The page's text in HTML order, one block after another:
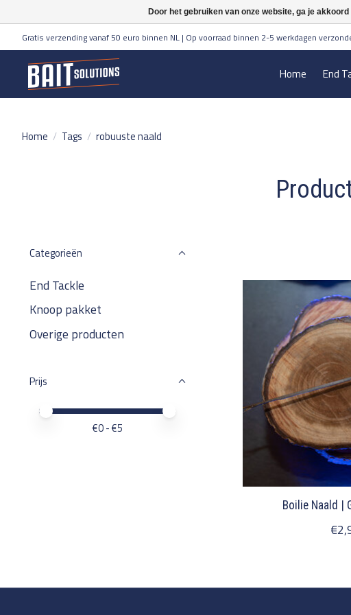
Gratis verzending vanaf 50 euro binnen NL | Op voorraad binnen 2-5 werkdagen
Home End
Home / Tags / robuuste naald
Categorieën
End Tackle
Knoop pakket
Overige producten
Prijs
Minimale prijswaarde
Price maximum value
€0- €5
Boilie Naald |
Door het gebruiken van onze website, ga je